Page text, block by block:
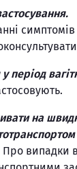
симптомів
період
на
Про випадки